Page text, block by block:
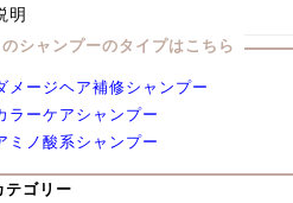
明
のシャンプーのタイプはこちら
メージヘア補修シャンプー
ラーケアシャンプー
ミノ酸系シャンプー
テゴリー